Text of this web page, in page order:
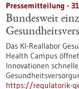
Pressemitteilung -
Bundesweit
Das KI-Reallabor
Health Campus
Innovationen
https://regulatorik-